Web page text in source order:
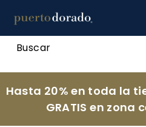
directamente
contenido
p
u
e
r
t
Hasta 20% en toda la
GRATIS en zona